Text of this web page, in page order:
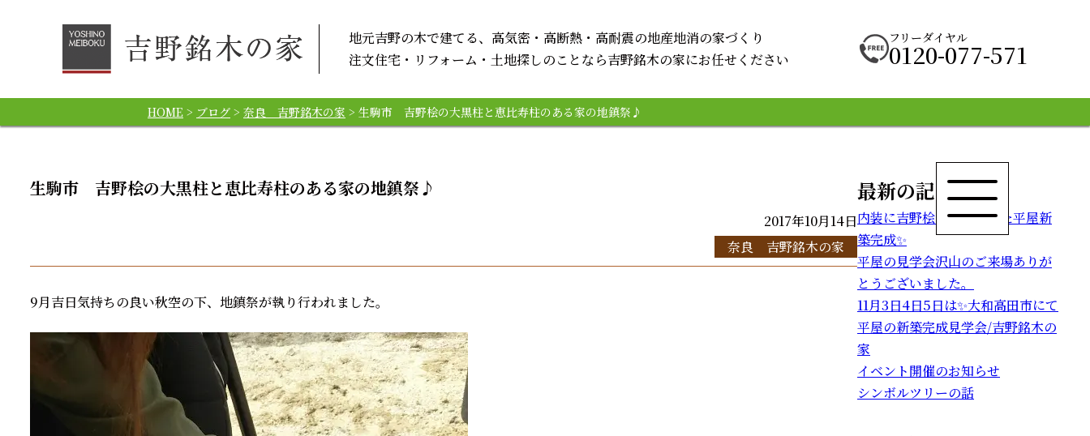
地元吉野の木で建てる、高気密・ 高断熱・高耐震の地産地消の家づくり
注文住宅・リフォーム・土地探しのことなら吉野銘木の家にお任せください
フリーダイヤル
0120-077-571
HOME > ブログ > 奈良 吉野銘木の家 > 生駒市 吉野桧の大黒柱と恵比寿柱のある家の地鎮祭♪
生駒市 吉野桧の大黒柱と恵比寿柱のある家の地鎮祭♪
2017年10月14日
奈良 吉野銘木の家
9月吉日気持ちの良い秋空の下、地鎮祭が執り行われました。
最新の記事
内装に吉野桧を沢山使った平屋新
築完成✨
平屋の見学会沢山のご来場ありが
とうございました。
11月3日4日5日は✨大和高田市にて
平屋の新築完成見学会/吉野銘木の
家
イベント開催のお知らせ
シンボルツリーの話